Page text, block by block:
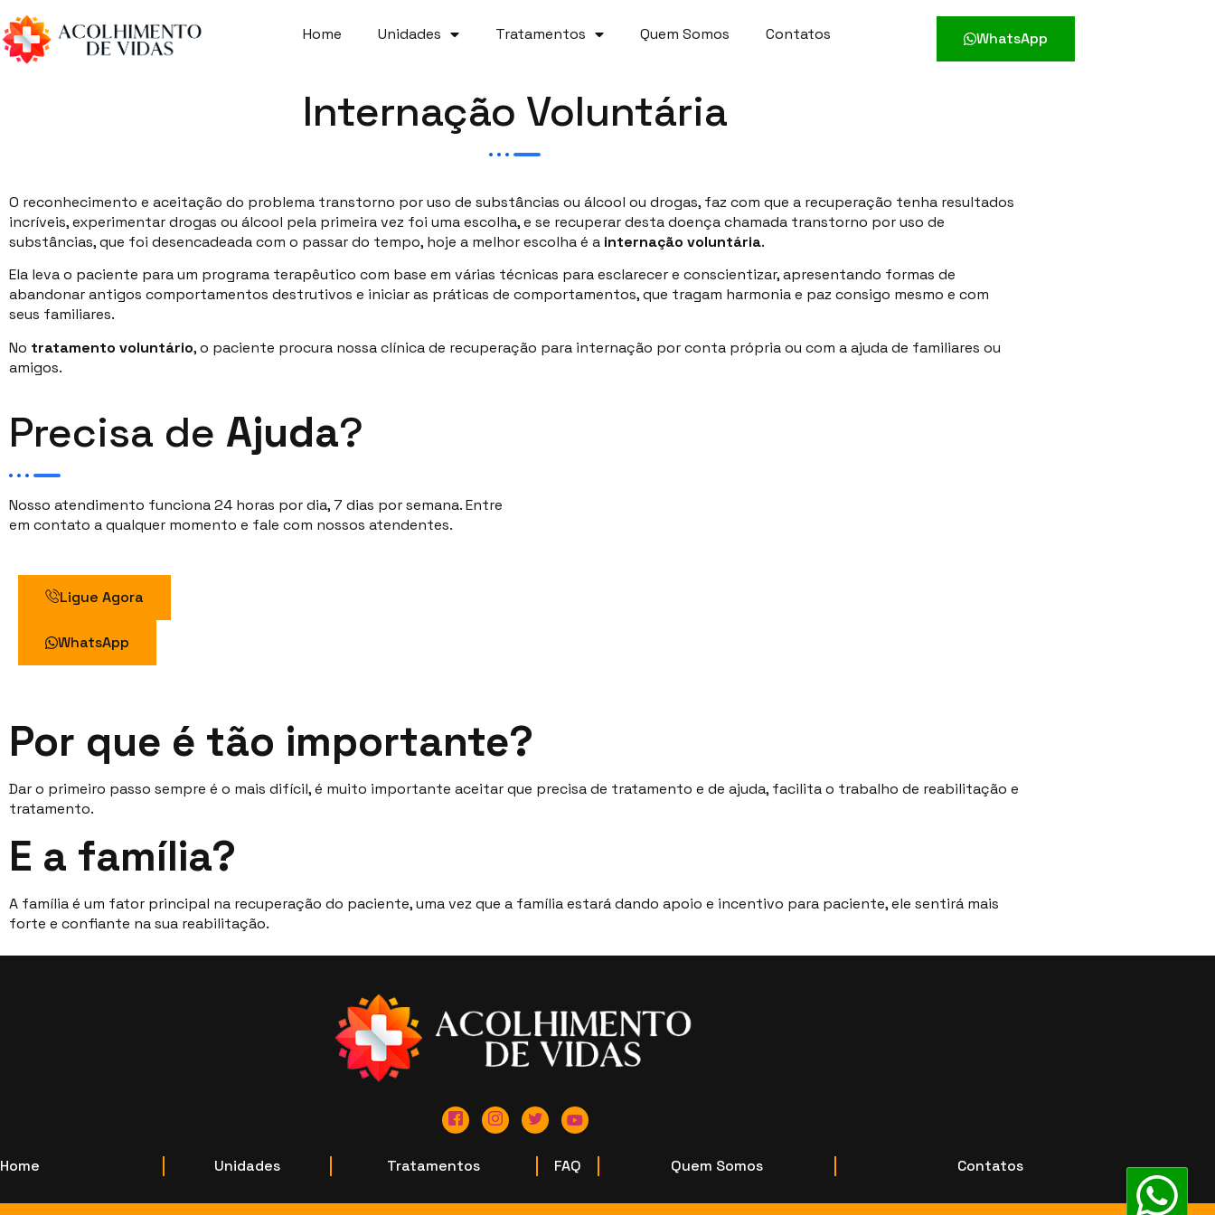
Home Unidades Tratamentos Quem Somos Contatos WhatsApp
Internação Voluntária
O reconhecimento e aceitação do problema transtorno por uso de substâncias ou álcool ou drogas, faz com que a recuperação tenha resultados
incríveis, experimentar drogas ou álcool pela primeira vez foi uma escolha, e se recuperar desta doença chamada transtorno por uso de
substâncias, que foi desencadeada com o passar do tempo, hoje a melhor escolha é a internação voluntária.
Ela leva o paciente para um programa terapêutico com base em várias técnicas para esclarecer e conscientizar, apresentando formas de
abandonar antigos comportamentos destrutivos e iniciar as práticas de comportamentos, que tragam harmonia e paz consigo mesmo e com
seus familiares.
No tratamento voluntário, o paciente procura nossa clínica de recuperação para internação por conta própria ou com a ajuda de familiares ou
amigos.
Precisa de Ajuda?
Nosso atendimento funciona 24 horas por dia, 7 dias por semana. Entre
em contato a qualquer momento e fale com nossos atendentes.
Ligue Agora
WhatsApp
Por que é tão importante?
Dar o primeiro passo sempre é o mais difícil, é muito importante aceitar que precisa de tratamento e de ajuda, facilita o trabalho de reabilitação e
tratamento.
E a família?
A família é um fator principal na recuperação do paciente, uma vez que a família estará dando apoio e incentivo para paciente, ele sentirá mais
forte e confiante na sua reabilitação.
Home Unidades Tratamentos FAQ Quem Somos Contatos